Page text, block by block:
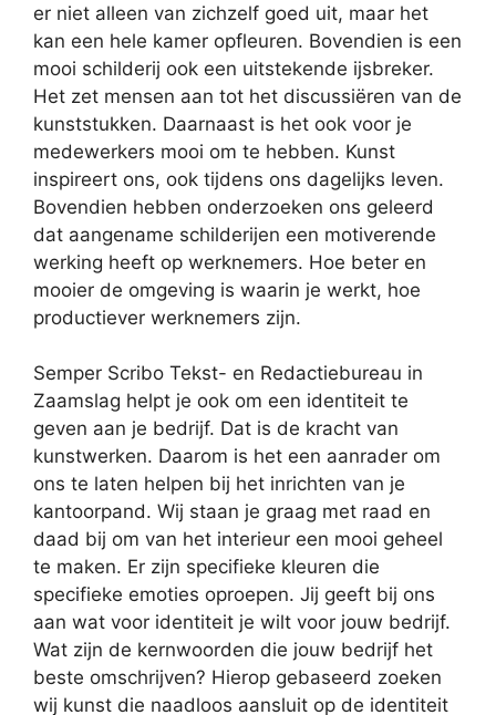
er niet alleen van zichzelf goed uit, maar het
kan een hele kamer opfleuren. Bovendien is een
mooi schilderij ook een uitstekende ijsbreker.
Het zet mensen aan tot het discussiëren van de
kunststukken. Daarnaast is het ook voor je
medewerkers mooi om te hebben. Kunst
inspireert ons, ook tijdens ons dagelijks leven.
Bovendien hebben onderzoeken ons geleerd
dat aangename schilderijen een motiverende
werking heeft op werknemers. Hoe beter en
mooier de omgeving is waarin je werkt, hoe
productiever werknemers zijn.
Semper Scribo Tekst- en Redactiebureau in
Zaamslag helpt je ook om een identiteit te
geven aan je bedrijf. Dat is de kracht van
kunstwerken. Daarom is het een aanrader om
ons te laten helpen bij het inrichten van je
kantoorpand. Wij staan je graag met raad en
daad bij om van het interieur een mooi geheel
te maken. Er zijn specifieke kleuren die
specifieke emoties oproepen. Jij geeft bij ons
aan wat voor identiteit je wilt voor jouw bedrijf.
Wat zijn de kernwoorden die jouw bedrijf het
beste omschrijven? Hierop gebaseerd zoeken
wij kunst die naadloos aansluit op de identiteit